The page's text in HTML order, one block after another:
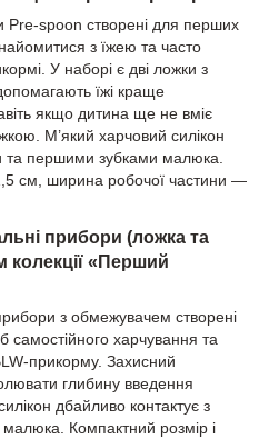
Pre-spoon створені для перших
з їжею та часто
У наборі є дві ложки з
їжі краще
якщо дитина ще не вміє
М’який харчовий силікон
та першими зубками малюка.
см, ширина робочої частини —
прибори (ложка та
колекції «Перший
з обмежувачем створені
харчування та
прикорму. Захисний
глибину введення
дбайливо контактує з
Компактний розмір і